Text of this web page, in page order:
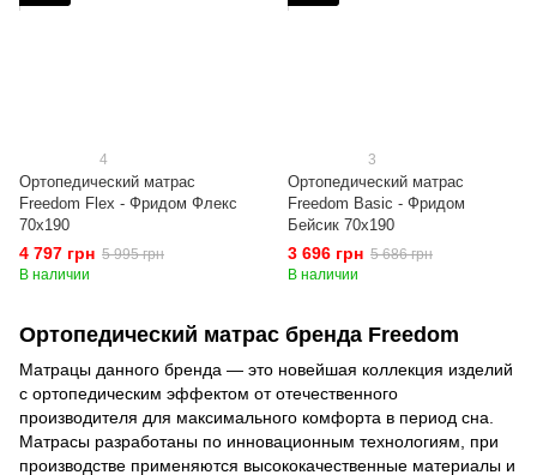
4
Ортопедический матрас
Freedom Flex - Фридом Флекс
70x190
4 797 грн 5 995 грн
В наличии
3
Ортопедический матрас
Freedom Basic - Фридом
Бейсик 70x190
3 696 грн 5 686 грн
В наличии
Ортопедический матрас бренда Freedom
Матрацы данного бренда — это новейшая коллекция изделий
с ортопедическим эффектом от отечественного
производителя для максимального комфорта в период сна.
Матрасы разработаны по инновационным технологиям, при
производстве применяются высококачественные материалы и